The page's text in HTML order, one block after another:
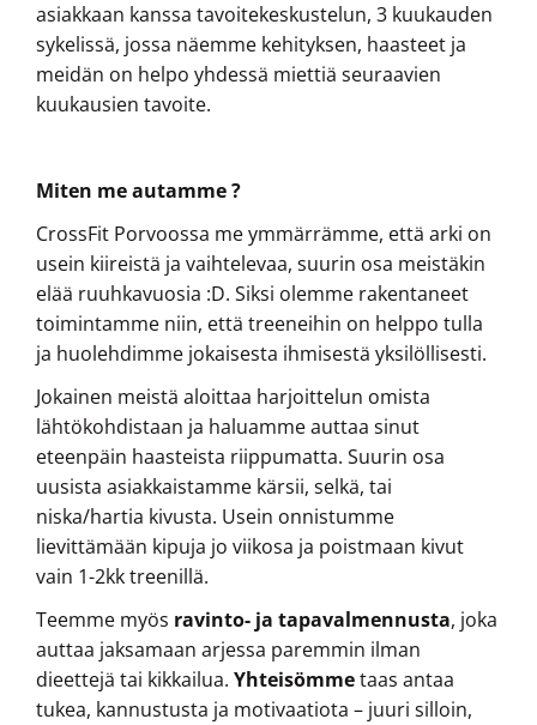
asiakkaan kanssa tavoitekeskustelun, 3 kuukauden
sykelissä, jossa näemme kehityksen, haasteet ja
meidän on helpo yhdessä miettiä seuraavien
kuukausien tavoite.
Miten me autamme ?
CrossFit Porvoossa me ymmärrämme, että arki on
usein kiireistä ja vaihtelevaa, suurin osa meistäkin
elää ruuhkavuosia :D. Siksi olemme rakentaneet
toimintamme niin, että treeneihin on helppo tulla
ja huolehdimme jokaisesta ihmisestä yksilöllisesti.
Jokainen meistä aloittaa harjoittelun omista
lähtökohdistaan ja haluamme auttaa sinut
eteenpäin haasteista riippumatta. Suurin osa
uusista asiakkaistamme kärsii, selkä, tai
niska/hartia kivusta. Usein onnistumme
lievittämään kipuja jo viikosa ja poistmaan kivut
vain 1-2kk treenillä.
Teemme myös ravinto- ja tapavalmennusta, joka
auttaa jaksamaan arjessa paremmin ilman
dieettejä tai kikkailua. Yhteisömmetaas antaa
tukea, kannustusta ja motivaatiota – juuri silloin,